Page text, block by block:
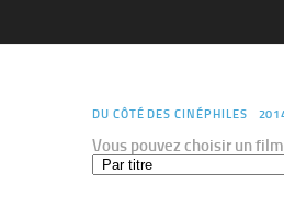
DU CÔTÉ DES CINÉPHILES
Vous pouvez choisir un